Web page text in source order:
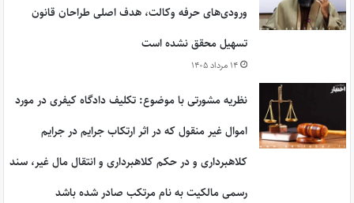
ورودی‌های حرفه وکالت، هدف اصلی طراحان قانون
تسهیل محقق نشده است
۱۴ مرداد ۱۴۰۵
نظریه مشورتی با موضوع: تکلیف دادگاه کیفری در مورد
اموال غیر منقول که در اثر ارتکاب جرایم در جرایم
کلاهبرداری و در حکم کلاهبرداری و انتقال مال غیر، سند
رسمی مالکیت به نام مرتکب صادر شده باشد